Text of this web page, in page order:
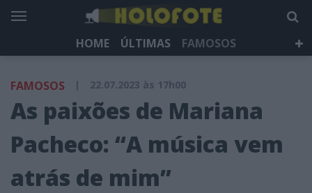
HOME ÚLTIMAS
FAMOSOS
HOLOFOTE TV
NEWSLETTER
FAMOSOS | 22.07.2023 às 17h00
As paixões de Mariana
Pacheco: “A música vem
atrás de mim”